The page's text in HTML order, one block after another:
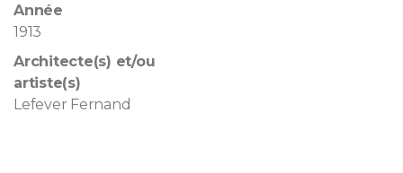
Année
1913
Architecte(s) et/ou
artiste(s)
Lefever Fernand